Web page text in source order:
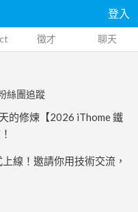
登入
徵才 聊天
絲團追蹤
的修煉【2026 iThome 鐵
線！邀請你用技術交流，